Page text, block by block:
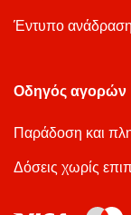
Έντυπο
Οδηγός αγορών
Παράδοση και
Δόσεις χωρίς